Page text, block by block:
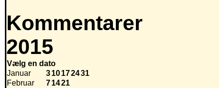
Kommentarer
2015
Vælg en dato
Januar
310172431
Februar
71421